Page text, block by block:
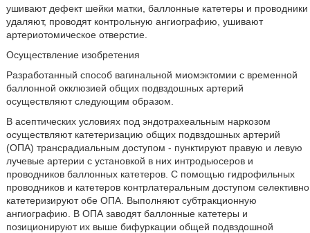
ушивают дефект шейки матки, баллонные катетеры и проводники
удаляют, проводят контрольную ангиографию, ушивают
артериотомическое отверстие.
Осуществление изобретения
Разработанный способ вагинальной миомэктомии с временной
баллонной окклюзией общих подвздошных артерий
осуществляют следующим образом.
В асептических условиях под эндотрахеальным наркозом
осуществляют катетеризацию общих подвздошных артерий
(ОПА) трансрадиальным доступом - пунктируют правую и левую
лучевые артерии с установкой в них интродьюсеров и
проводников баллонных катетеров. С помощью гидрофильных
проводников и катетеров контрлатеральным доступом селективно
катетеризируют обе ОПА. Выполняют субтракционную
ангиографию. В ОПА заводят баллонные катетеры и
позиционируют их выше бифуркации общей подвздошной